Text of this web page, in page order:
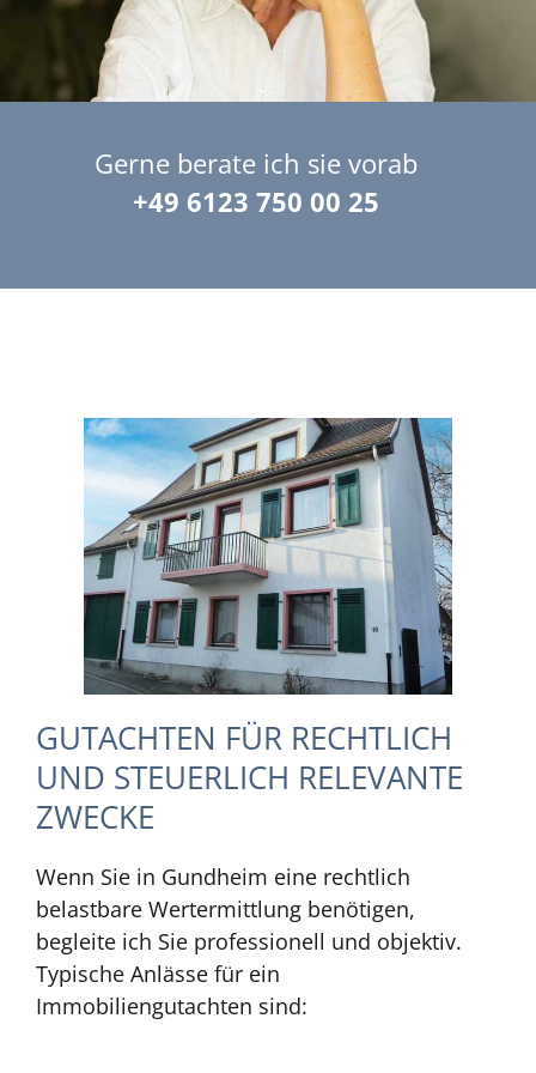
Gerne berate ich sie vorab
+49 6123 750 00 25
GUTACHTEN FÜR RECHTLICH
UND STEUERLICH RELEVANTE
ZWECKE
Wenn Sie in Gundheim eine rechtlich
belastbare Wertermittlung benötigen,
begleite ich Sie professionell und objektiv.
Typische Anlässe für ein
Immobiliengutachten sind: